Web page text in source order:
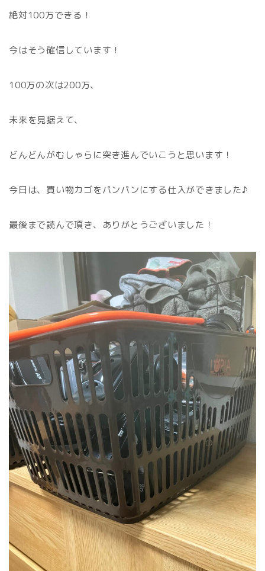
絶対100万できる！
今はそう確信しています！
100万の次は200万、
未来を見据えて、
どんどんがむしゃらに突き進んでいこうと思います！
今日は、買い物カゴをパンパンにする仕入ができました♪
最後まで読んで頂き、ありがとうございました！